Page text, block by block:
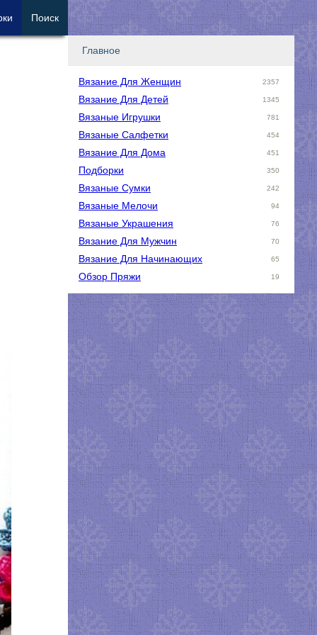
Главное
Вязание Для Женщин 2357
Вязание Для Детей 1345
Вязаные Игрушки 781
Вязаные Салфетки 454
Вязание Для Дома 451
Подборки 350
Вязаные Сумки 242
Вязаные Мелочи 94
Вязаные Украшения 76
Вязание Для Мужчин 70
Вязание Для Начинающих 65
Обзор Пряжи 19
Поиск